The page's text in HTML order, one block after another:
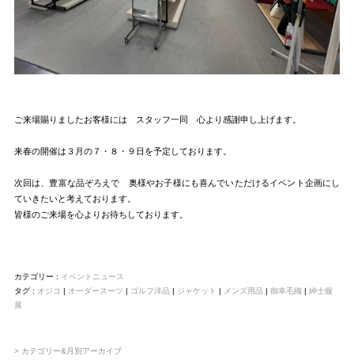
ご来場賜りましたお客様には スタッフ一同 心より感謝申し上げます。
来春の開催は３月の７・８・９日を予定しております。
次回は、豊富な品ぞろえで 奥様やお子様にも喜んでいただけるイベント企画にし
ていきたいと考えております。
皆様のご来場を心よりお待ちしております。
カテゴリー : イベントニュース
タグ : オジコ | オーダースーツ | ゴルフ洋品| ジャケット | メンズ用品| 御幸毛織 | 紳士服
展
> カテゴリー&月別アーカイブ